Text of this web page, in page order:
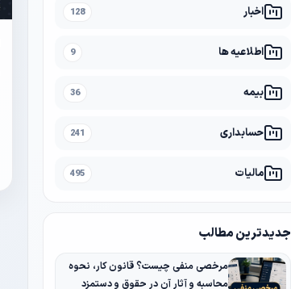
اخبار 128
اطلاعیه ها 9
بیمه 36
حسابداری 241
مالیات 495
جدیدترین مطالب
مرخصی منفی چیست؟ قانون کار، نحوه
محاسبه و آثار آن در حقوق و دستمزد